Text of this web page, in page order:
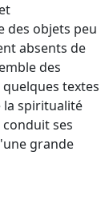
des objets peu
absents de
des
textes
la spiritualité
ses
grande